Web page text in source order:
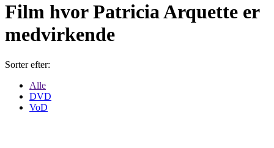
Film hvor Patricia Arquette er
medvirkende
Sorter efter:
Alle
DVD
VoD